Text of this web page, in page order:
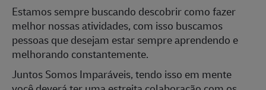
Estamos sempre buscando descobrir como fazer
melhor nossas atividades, com isso buscamos
pessoas que desejam estar sempre aprendendo e
melhorando constantemente.
Juntos Somos Imparáveis, tendo isso em mente